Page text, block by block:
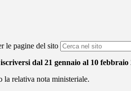
le pagine del sito
dal 21 gennaio al 10 febbraio
la relativa nota ministeriale.